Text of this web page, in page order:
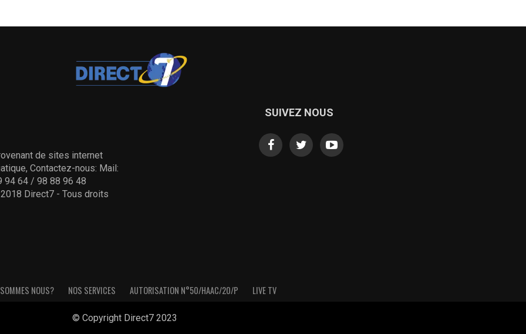
de sites internet
Contactez-nous: Mail:
94 64 / 98 88 96 48
Direct7 - Tous droits
SUIVEZ NOUS
NOUS? NOS SERVICES AUTORISATION N°50/HAAC/20/P LIVE TV
© Copyright Direct7 2023